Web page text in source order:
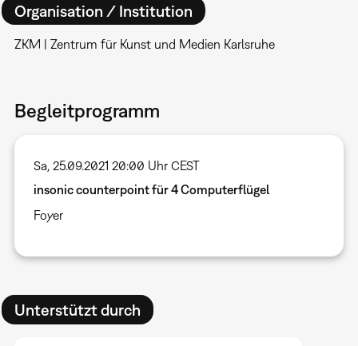
Organisation / Institution
ZKM | Zentrum für Kunst und Medien Karlsruhe
Begleitprogramm
Sa, 25.09.2021 20:00 Uhr CEST
insonic counterpoint für 4 Computerflügel
Foyer
Unterstützt durch